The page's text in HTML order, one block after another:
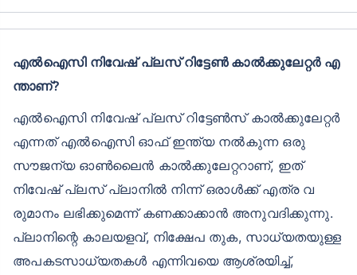
എൽഐസി നിവേഷ് പ്ലസ് റിട്ടേൺ കാൽക്കുലേറ്റർ എ
ന്താണ്?
എൽഐസി നിവേഷ് പ്ലസ് റിട്ടേൺസ് കാൽക്കുലേറ്റർ
എന്നത് എൽഐസി ഓഫ് ഇന്ത്യ നൽകുന്ന ഒരു
സൗജന്യ ഓൺലൈൻ കാൽക്കുലേറ്ററാണ്, ഇത്
നിവേഷ് പ്ലസ് പ്ലാനിൽ നിന്ന് ഒരാൾക്ക് എത്ര വ
രുമാനം ലഭിക്കുമെന്ന് കണക്കാക്കാൻ അനുവദിക്കുന്നു.
പ്ലാനിന്റെ കാലയളവ്, നിക്ഷേപ തുക, സാധ്യതയുള്ള
അപകടസാധ്യതകൾ എന്നിവയെ ആശ്രയിച്ച്,